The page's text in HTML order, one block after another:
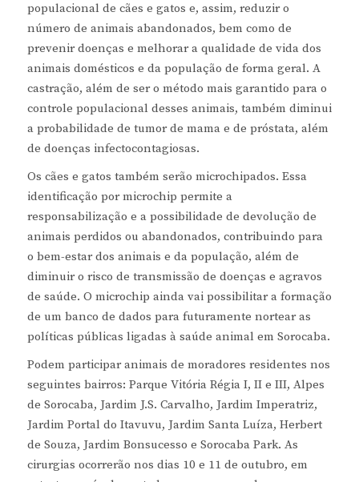
populacional de cães e gatos e, assim, reduzir o
número de animais abandonados, bem como de
prevenir doenças e melhorar a qualidade de vida dos
animais domésticos e da população de forma geral. A
castração, além de ser o método mais garantido para o
controle populacional desses animais, também diminui
a probabilidade de tumor de mama e de próstata, além
de doenças infectocontagiosas.
Os cães e gatos também serão microchipados. Essa
identificação por microchip permite a
responsabilização e a possibilidade de devolução de
animais perdidos ou abandonados, contribuindo para
o bem-estar dos animais e da população, além de
diminuir o risco de transmissão de doenças e agravos
de saúde. O microchip ainda vai possibilitar a formação
de um banco de dados para futuramente nortear as
políticas públicas ligadas à saúde animal em Sorocaba.
Podem participar animais de moradores residentes nos
seguintes bairros: Parque Vitória Régia I, II e III, Alpes
de Sorocaba, Jardim J.S. Carvalho, Jardim Imperatriz,
Jardim Portal do Itavuvu, Jardim Santa Luíza, Herbert
de Souza, Jardim Bonsucesso e Sorocaba Park. As
cirurgias ocorrerão nos dias 10 e 11 de outubro, em